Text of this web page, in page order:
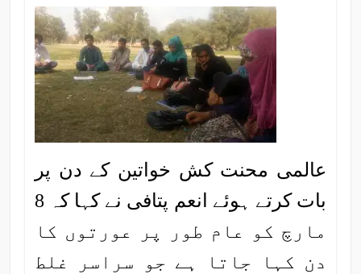
عالمی محنت کش خواتین کے دن پر
بات کرتے ہوئے انعم پتافی نے کہا کہ 8
مارچ کو عام طور پر عورتوں کا
دن کہا جاتا ہے جو سراسر غلط